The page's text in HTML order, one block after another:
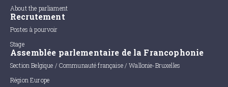
About the parliament
Recrutement
Postes à pourvoir
Stage
Assemblée parlementaire de la Francophonie
Section Belgique / Communauté française / Wallonie-Bruxelles
Région Europe